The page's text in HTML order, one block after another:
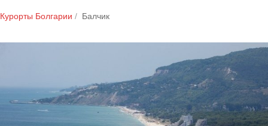
Курорты Болгарии Балчик